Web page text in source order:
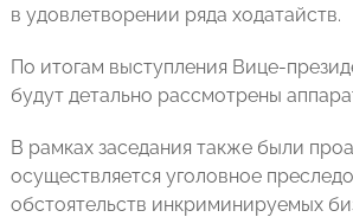
в удовлетворении ряда ходатайств.
По итогам выступления Вице-
будут детально рассмотрены
В рамках заседания также были
осуществляется уголовное
обстоятельств инкриминируемых